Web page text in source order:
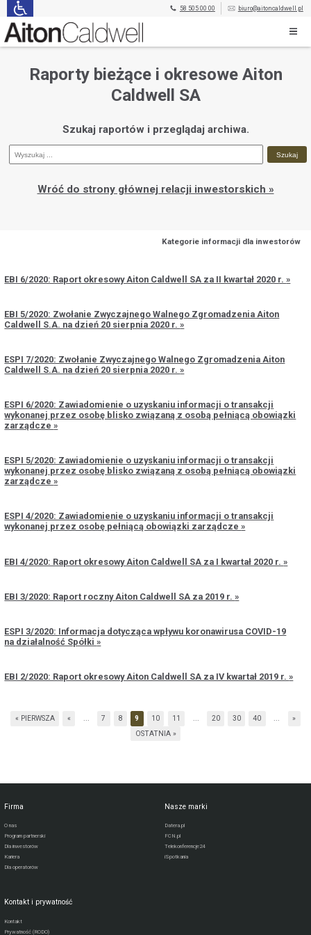
58 505 00 00 biuro@aitoncaldwell.pl
Raporty bieżące i okresowe Aiton
Caldwell SA
Szukaj raportów i przeglądaj archiwa.
Wróć do strony głównej relacji inwestorskich »
Kategorie informacji dla inwestorów
EBI 6/2020: Raport okresowy Aiton Caldwell SA za II kwartał 2020 r.
EBI 5/2020: Zwołanie Zwyczajnego Walnego Zgromadzenia Aiton
Caldwell S.A. na dzień 20 sierpnia 2020 r.
ESPI 7/2020: Zwołanie Zwyczajnego Walnego Zgromadzenia Aiton
Caldwell S.A. na dzień 20 sierpnia 2020 r.
ESPI 6/2020: Zawiadomienie o uzyskaniu informacji o transakcji
wykonanej przez osobę blisko związaną z osobą pełniącą obowiązki
zarządcze
ESPI 5/2020: Zawiadomienie o uzyskaniu informacji o transakcji
wykonanej przez osobę blisko związaną z osobą pełniącą obowiązki
zarządcze
ESPI 4/2020: Zawiadomienie o uzyskaniu informacji o transakcji
wykonanej przez osobę pełniącą obowiązki zarządcze
EBI 4/2020: Raport okresowy Aiton Caldwell SA za I kwartał 2020 r.
EBI 3/2020: Raport roczny Aiton Caldwell SA za 2019 r.
ESPI 3/2020: Informacja dotycząca wpływu koronawirusa COVID-19
na działalność Spółki
EBI 2/2020: Raport okresowy Aiton Caldwell SA za IV kwartał 2019 r.
« PIERWSZA « ... 7 8 9 10 11 ... 20 30 40 ...
»
OSTATNIA »
Firma
O nas
Program partnerski
Dla inwestorów
Kariera
Dla operatorów
Nasze marki
Datera.pl
FCN.pl
Telekonferencje24
iSpotkania
Kontakt i prywatność
Kontakt
Prywatność (RODO)